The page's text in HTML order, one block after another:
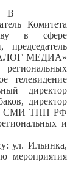
В
Комитета
в сфере
МЕДИА»
телевидение
директор
директор
и СМИ ТПП РФ
и
ул. Ильинка,
мероприятия